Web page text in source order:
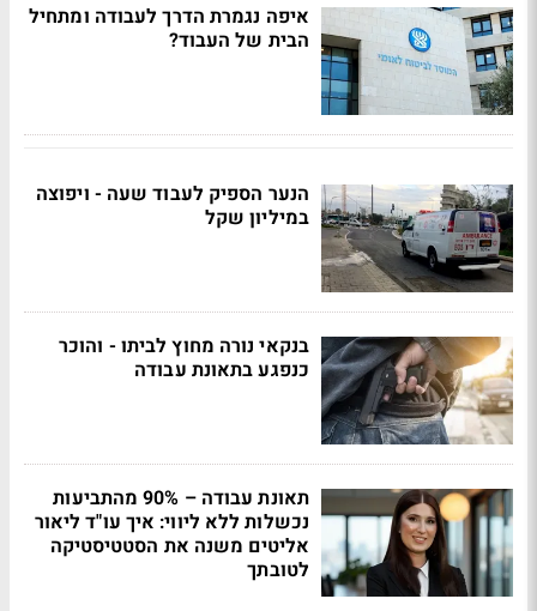
איפה נגמרת הדרך לעבודה ומתחיל
הבית של העבוד?
הנער הספיק לעבוד שעה - ויפוצה
במיליון שקל
בנקאי נורה מחוץ לביתו - והוכר
כנפגע בתאונת עבודה
תאונת עבודה – 90% מהתביעות
נכשלות ללא ליווי: איך עו"ד ליאור
אליטים משנה את הסטטיסטיקה
לטובתך